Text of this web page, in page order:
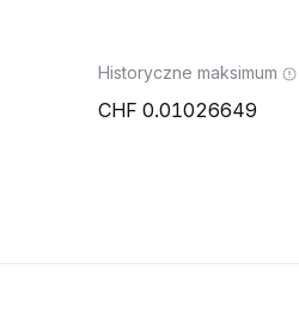
Historyczne maksimum
0.01026649